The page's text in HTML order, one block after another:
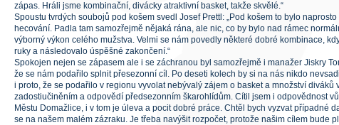
zápas. Hráli jsme kombinační, divácky atraktivní basket, takže skvělé.“
Spoustu tvrdých soubojů pod košem svedl Josef Prettl: „Pod košem to bylo
hecování. Padla tam samozřejmě nějaká rána, ale nic, co by bylo nad rámec
výborný výkon celého mužstva. Velmi se nám povedly některé dobré kombinace,
ruky a následovalo úspěšné zakončení.“
Spokojen nejen se zápasem ale i se záchranou byl samozřejmě i manažer Jiskry
že se nám podařilo splnit přesezonní cíl. Po deseti kolech by si na nás nikdo
i proto, že se podařilo v regionu vyvolat nebývalý zájem o basket a množství diváků
zadostiučiněním a odpovědí předsezonním škarohlídům. Cítil jsem i odpovědnost
Městu Domažlice, i v tom je úleva a pocit dobré práce. Chtěl bych vyzvat případné
se na našem malém zázraku. Je třeba navýšit rozpočet, protože našim cílem bude